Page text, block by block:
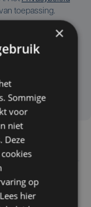
toepassing.
×
Sommige
voor
niet
Deze
op
hier